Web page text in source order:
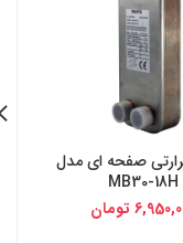
صفحه ای مدل
MB30-18H
تومان